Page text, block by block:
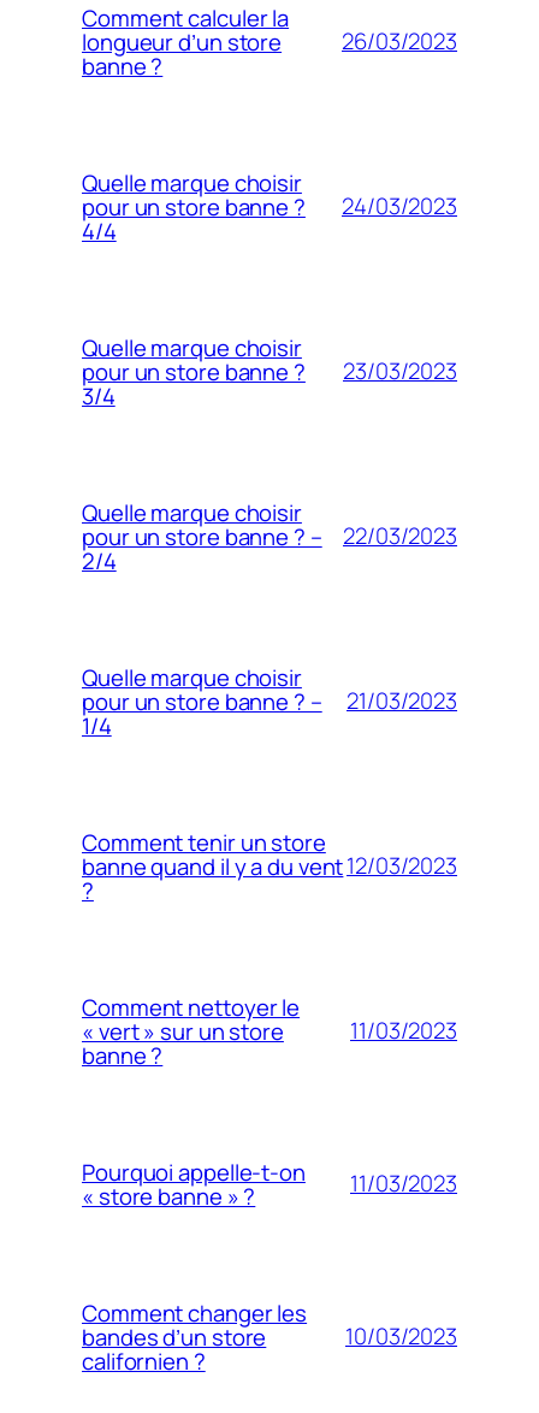
Comment calculer la
longueur d’un store
banne ?
26/03/2023
Quelle marque choisir
pour un store banne ?
4/4
24/03/2023
Quelle marque choisir
pour un store banne ?
3/4
23/03/2023
Quelle marque choisir
pour un store banne ? –
2/4
22/03/2023
Quelle marque choisir
pour un store banne ? –
1/4
21/03/2023
Comment tenir un store
banne quand il y a du vent
?
12/03/2023
Comment nettoyer le
« vert » sur un store
banne ?
11/03/2023
Pourquoi appelle-t-on
« store banne » ? 11/03/2023
Comment changer les
bandes d’un store
californien ?
10/03/2023